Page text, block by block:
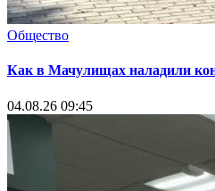
Общество
Как в Мачулищах наладили
04.08.26 09:45